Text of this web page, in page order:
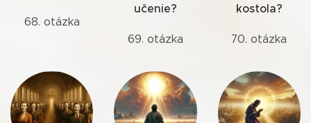
68. otázka
učenie?
69. otázka
kostola?
70. otázka